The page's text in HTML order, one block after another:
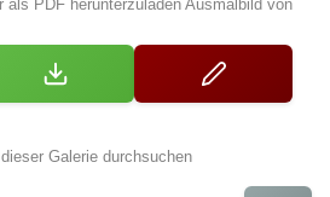
als PDF herunterzuladen Ausmalbild von
Galerie durchsuchen